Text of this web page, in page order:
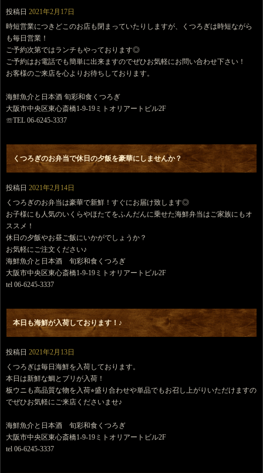
投稿日 2021年2月17日
時短営業につきどこのお店も閉まっていたりしますが、くつろぎは時短ながら
も毎日営業！
ご予約次第ではランチもやっております◎
ご予約はお電話でも簡単に出来ますのでぜひお気軽にお問い合わせ下さい！
お客様のご来店を心よりお待ちしております。
海鮮魚介と日本酒 旬彩和食くつろぎ
大阪市中央区東心斎橋1-9-19ミトオリアートビル2F
☏TEL 06-6245-3337
くつろぎのお弁当で休日の夕飯を豪華にしませんか？
投稿日 2021年2月14日
くつろぎのお弁当は豪華で新鮮！すぐにお届け致します◎
お子様にも人気のいくらやほたてをふんだんに乗せた海鮮弁当はご家族にもオ
ススメ！
休日の夕飯やお昼ご飯にいかがでしょうか？
お気軽にご注文ください♪
海鮮魚介と日本酒 旬彩和食くつろぎ
大阪市中央区東心斎橋1-9-19ミトオリアートビル2F
tel 06-6245-3337
本日も海鮮が入荷しております！♪
投稿日 2021年2月13日
くつろぎは毎日海鮮を入荷しております。
本日は新鮮な鯛とブリが入荷！
板ウニも高品質な物を入荷⭐︎盛り合わせや単品でもお召し上がりいただけますの
でぜひお気軽にご来店くださいませ♪
海鮮魚介と日本酒 旬彩和食くつろぎ
大阪市中央区東心斎橋1-9-19ミトオリアートビル2F
tel 06-6245-3337